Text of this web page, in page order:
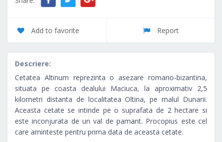
Add to favorite Report
Descriere:
Cetatea Altinum reprezinta o asezare romano-bizantina,
situata pe coasta dealului Maciuca, la aproximativ 2,5
kilometri distanta de localitatea Oltina, pe malul Dunarii.
Aceasta cetate se intinde pe o suprafata de 2 hectare si
este inconjurata de un val de pamant. Procopius este cel
care aminteste pentru prima data de aceasta cetate.